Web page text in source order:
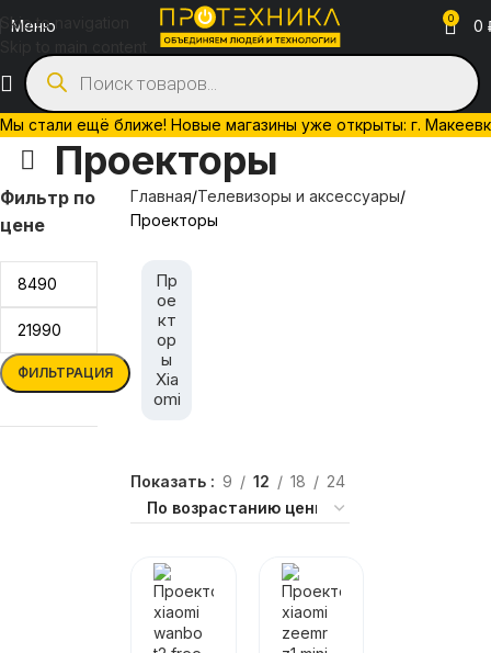
Skip to navigation
Мы стали ещё ближе! Новые магазины уже открыты: г.
Меню 0 0
Проекторы
Фильтр по
цене
ФИЛЬТРАЦИЯ
Главная Телевизоры и аксессуары
Проекторы
Пр
ое
кт
ор
ы
Xia
omi
Показать 9 12 18 24